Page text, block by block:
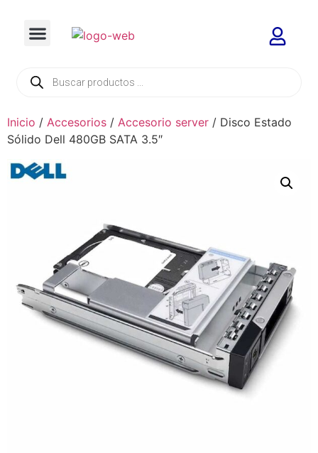
Inicio / Accesorios / Accesorio server / Disco Estado
Sólido Dell 480GB SATA 3.5″